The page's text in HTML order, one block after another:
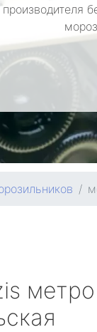
производителя
метро